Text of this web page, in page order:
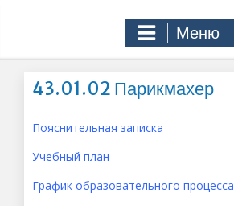
Меню
43.01.02 Парикмахер
Пояснительная записка
Учебный план
График образовательного процесса